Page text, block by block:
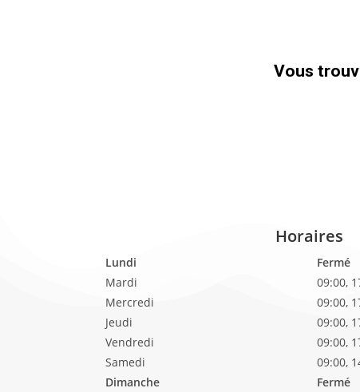
Vous
Horaires
Lundi
Mardi
Mercredi
Jeudi
Vendredi
Samedi
Dimanche
Fermé
09:00,
09:00,
09:00,
09:00,
09:00,
Fermé